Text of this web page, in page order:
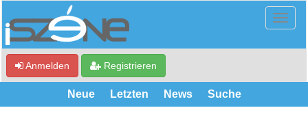
Anmelden Registrieren
Neue Letzten News Suche